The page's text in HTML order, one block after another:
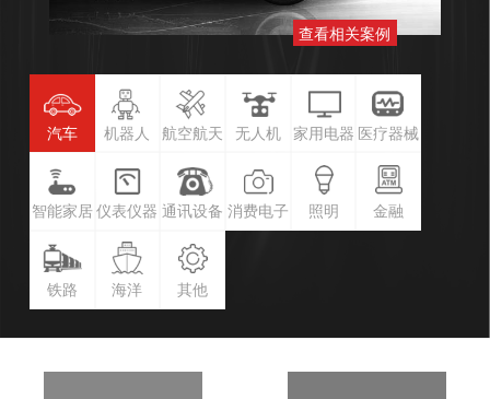
查看相关案例
汽车 机器人 航空航天 无人机 家用电器 医疗器械
智能家居 仪表仪器 通讯设备 消费电子 照明 金融
铁路 海洋 其他